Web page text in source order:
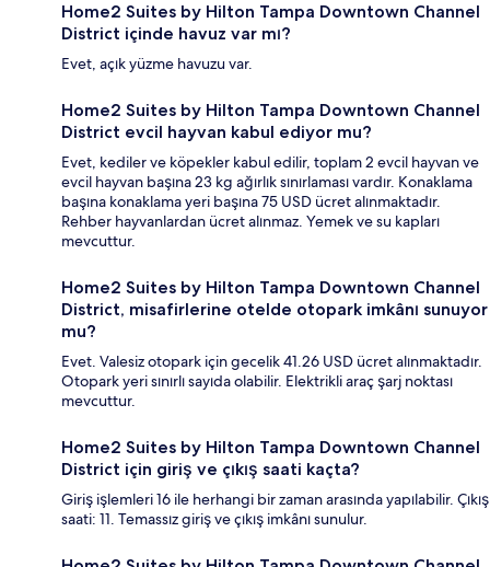
Home2 Suites by Hilton Tampa Downtown Channel
District içinde havuz var mı?
Evet, açık yüzme havuzu var.
Home2 Suites by Hilton Tampa Downtown Channel
District evcil hayvan kabul ediyor mu?
Evet, kediler ve köpekler kabul edilir, toplam 2 evcil hayvan ve
evcil hayvan başına 23 kg ağırlık sınırlaması vardır. Konaklama
başına konaklama yeri başına 75 USD ücret alınmaktadır.
Rehber hayvanlardan ücret alınmaz. Yemek ve su kapları
mevcuttur.
Home2 Suites by Hilton Tampa Downtown Channel
District, misafirlerine otelde otopark imkânı sunuyor
mu?
Evet. Valesiz otopark için gecelik 41.26 USD ücret alınmaktadır.
Otopark yeri sınırlı sayıda olabilir. Elektrikli araç şarj noktası
mevcuttur.
Home2 Suites by Hilton Tampa Downtown Channel
District için giriş ve çıkış saati kaçta?
Giriş işlemleri 16 ile herhangi bir zaman arasında yapılabilir. Çıkış
saati: 11. Temassız giriş ve çıkış imkânı sunulur.